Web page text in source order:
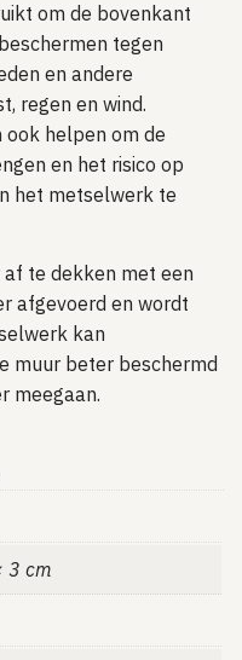
om de bovenkant
tegen
en andere
regen en wind.
helpen om de
en het risico op
het metselwerk te
af te dekken met een
afgevoerd en wordt
kan
muur beter beschermd
meegaan.
3 cm